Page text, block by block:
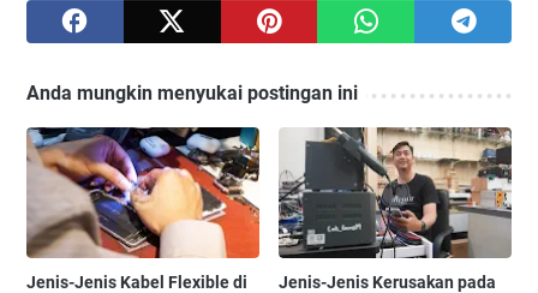
Anda mungkin menyukai postingan ini
Jenis-Jenis Kabel Flexible di
Jenis-Jenis Kerusakan pada